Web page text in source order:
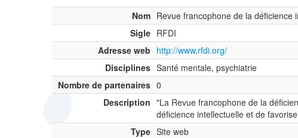
Nom Revue francophone de la déficience
Sigle RFDI
Adresse web http://www.rfdi.org/
Disciplines Santé mentale, psychiatrie
Nombre de partenaires 0
Description "La Revue francophone de la
déficience intellectuelle et de
Type Site web